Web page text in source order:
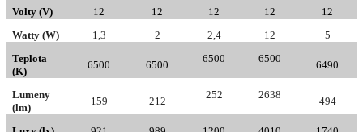
Volty (V)
12 12 12 12
12
Watty (W)
1,3 2 2,4 12
5
Teplota
(K)
6500 6500
6500 6500
6490
Lumeny
(lm)
159 212
252 2638
494